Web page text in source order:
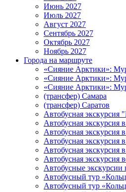
Июнь 2027
Июль 2027
Август 2027
Сентябрь 2027
Октябрь 2027
Ноябрь 2027
Города на маршруте
«Сияние Арктики»:
«Сияние Арктики»:
«Сияние Арктики»:
(трансфер) Самара
(трансфер) Саратов
Автобусная экскурсия
Автобусная экскурсия
Автобусная экскурсия
Автобусная экскурсия
Автобусная экскурсия
Автобусная экскурсия
Автобусные экскурсии
Автобусный тур
Автобусный тур